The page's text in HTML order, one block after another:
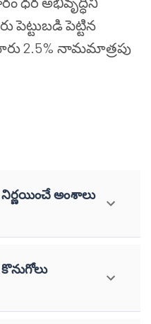
పెట్టిన
2.5% నామమాత్రపు
అంశాలు